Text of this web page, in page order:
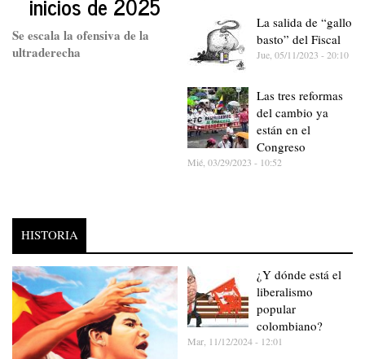
Se escala la ofensiva de la
ultraderecha
La salida de “gallo
basto” del Fiscal
Jue, 05/11/2023 - 20:10
Las tres reformas
del cambio ya
están en el
Congreso
Mié, 03/29/2023 - 10:52
HISTORIA
¿Y dónde está el
liberalismo
popular
colombiano?
Mar, 11/12/2024 - 12:01